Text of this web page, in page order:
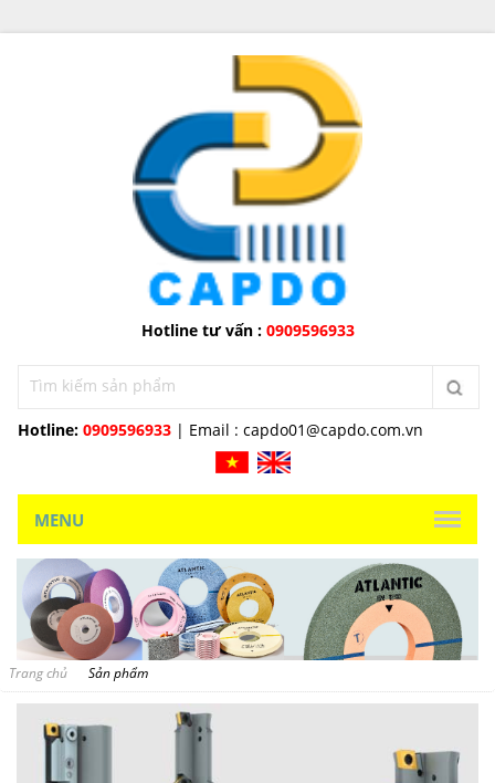
Hotline tư vấn : 0909596933
Hotline: 0909596933 | Email : capdo01@capdo.com.vn
MENU
Trang chủ Sản phẩm